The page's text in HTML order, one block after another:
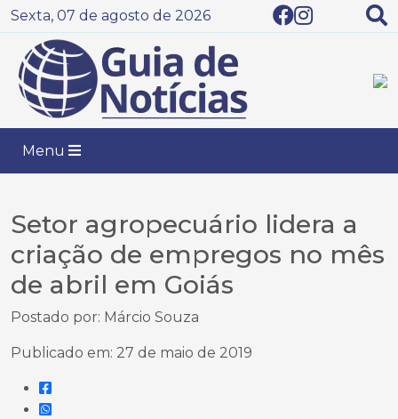
Sexta, 07 de agosto de 2026
Menu
Setor agropecuário lidera a
criação de empregos no mês
de abril em Goiás
Postado por: Márcio Souza
Publicado em: 27 de maio de 2019